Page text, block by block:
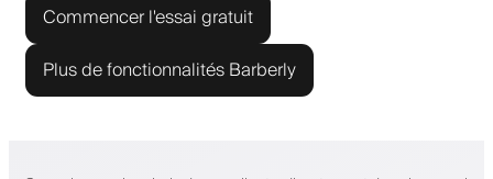
Commencer l'essai gratuit
Plus de fonctionnalités Barberly